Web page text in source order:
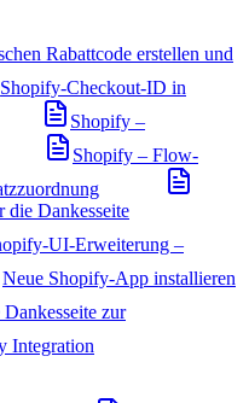
Rabattcode erstellen und
Shopify-Checkout-ID in
Shopify –
Shopify – Flow-
Dankesseite
UI-Erweiterung –
Neue Shopify-App installieren
zur
Integration